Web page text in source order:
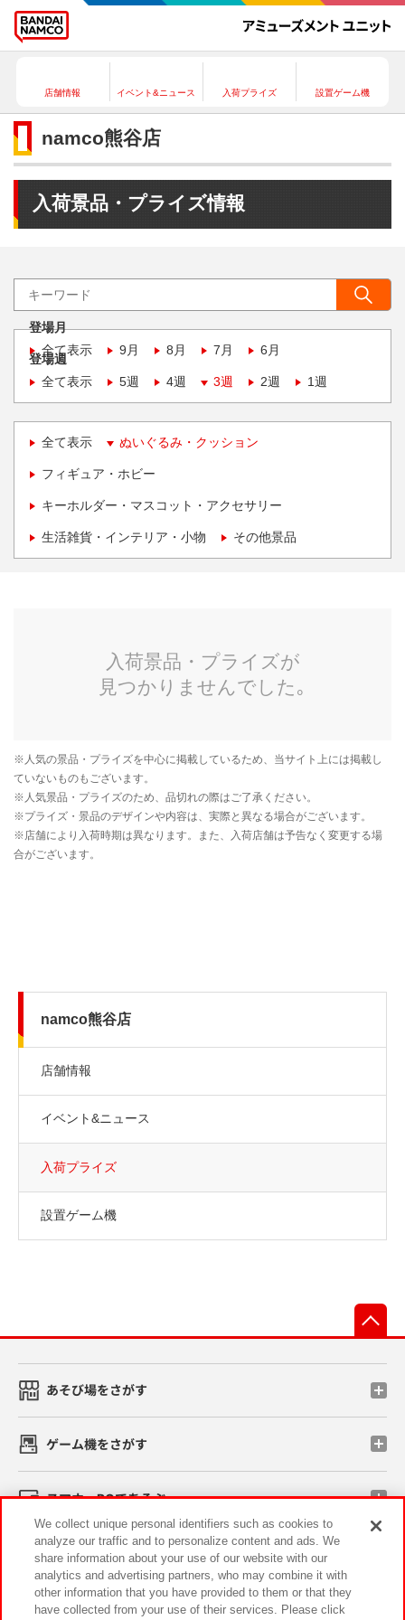
店舗情報 イベント&ニュース 入荷プライズ 設置ゲーム機
namco熊谷店
入荷景品・プライズ情報
登場月
全て表示
9月 8月 7月 6月
登場週
全て表示
5週 4週 3週 2週 1週
全て表示 ぬいぐるみ・クッション
フィギュア・ホビー
キーホルダー・マスコット・アクセサリー
生活雑貨・インテリア・小物 その他景品
namco熊谷店
店舗情報
イベント&ニュース
入荷プライズ
設置ゲーム機
あそび場をさがす
ゲーム機をさがす
スマホ・PCであそぶ
イベント・キャンペーン
We collect unique personal identifiers such as cookies to
analyze our traffic and to personalize content and ads. We
share information about your use of our website with our
analytics and advertising partners, who may combine it with
other information that you have provided to them or that they
have collected from your use of their services. Please click